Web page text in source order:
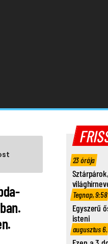
23 órája
Tegnap, 9:58
Egyszerű
isteni
augusztus 6.